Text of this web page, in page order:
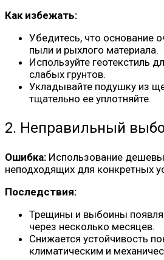
Как избежать:
Убедитесь, что основание
пыли и рыхлого материала.
Используйте геотекстиль
слабых грунтов.
Укладывайте подушку из
тщательно ее уплотняйте.
2. Неправильный
Ошибка: Использование
неподходящих для конкретных
Последствия:
Трещины и выбоины
через несколько месяцев.
Снижается устойчивость
климатическим и